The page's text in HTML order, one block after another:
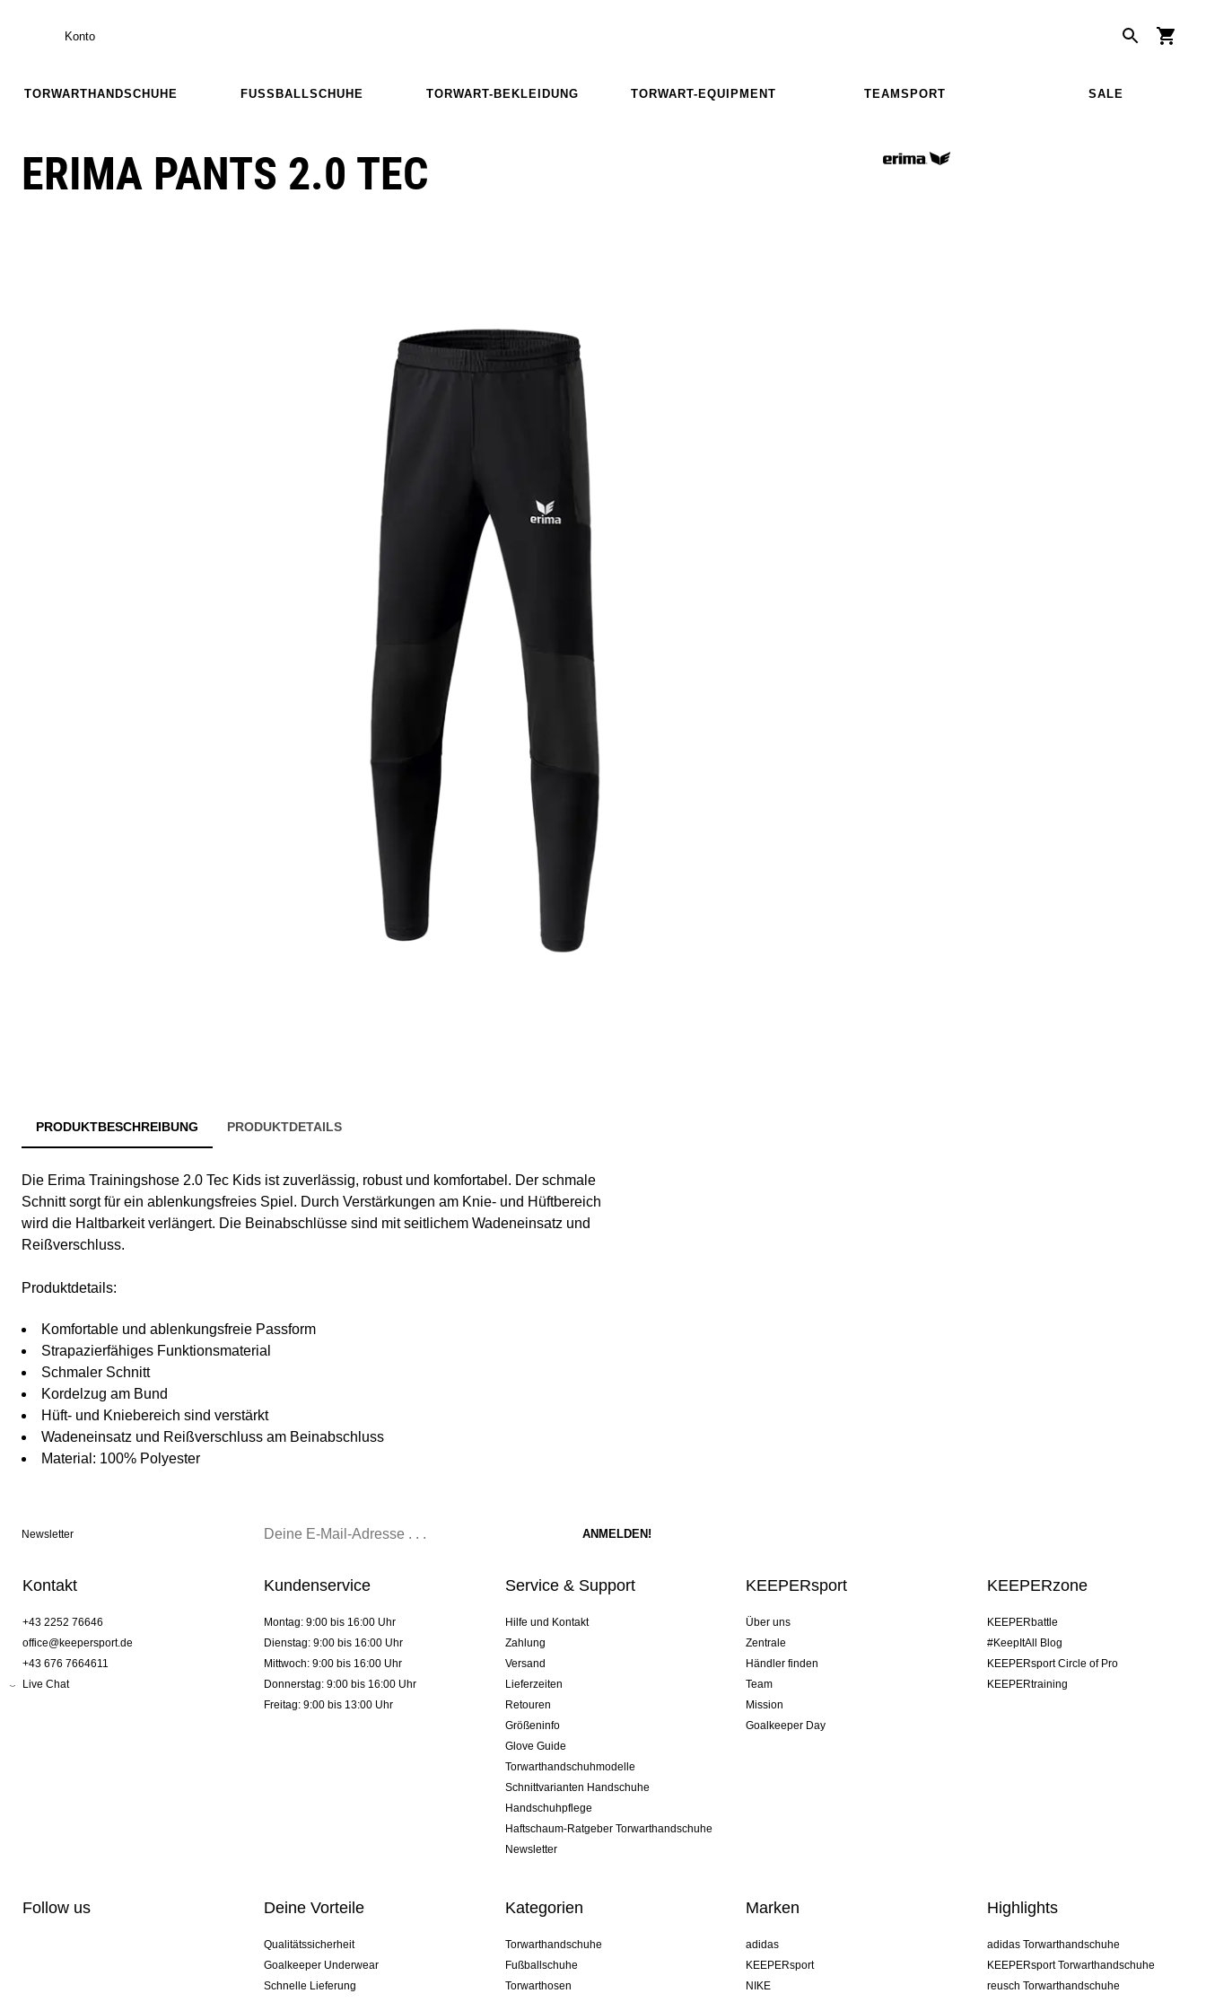
Konto
TORWARTHANDSCHUHE FUSSBALLSCHUHE TORWART-BEKLEIDUNG TORWART-EQUIPMENT TEAMSPORT SALE
ERIMA PANTS 2.0 TEC
PRODUKTBESCHREIBUNG PRODUKTDETAILS
Die Erima Trainingshose 2.0 Tec Kids ist zuverlässig, robust und komfortabel. Der schmale
Schnitt sorgt für ein ablenkungsfreies Spiel. Durch Verstärkungen am Knie- und Hüftbereich
wird die Haltbarkeit verlängert. Die Beinabschlüsse sind mit seitlichem Wadeneinsatz und
Reißverschluss.
Produktdetails:
Komfortable und ablenkungsfreie Passform
Strapazierfähiges Funktionsmaterial
Schmaler Schnitt
Kordelzug am Bund
Hüft- und Kniebereich sind verstärkt
Wadeneinsatz und Reißverschluss am Beinabschluss
Material: 100% Polyester
Newsletter
Kontakt
+43 2252 76646
office@keepersport.de
+43 676 7664611
Live Chat
Kundenservice
Montag: 9:00 bis 16:00 Uhr
Dienstag: 9:00 bis 16:00 Uhr
Mittwoch: 9:00 bis 16:00 Uhr
Donnerstag: 9:00 bis 16:00 Uhr
Freitag: 9:00 bis 13:00 Uhr
Service & Support
Hilfe und Kontakt
Zahlung
Versand
Lieferzeiten
Retouren
Größeninfo
Glove Guide
Torwarthandschuhmodelle
Schnittvarianten Handschuhe
Handschuhpflege
Haftschaum-Ratgeber Torwarthandschuhe
Newsletter
KEEPERsport
Über uns
Zentrale
Händler finden
Team
Mission
Goalkeeper Day
KEEPERzone
KEEPERbattle
#KeepItAll Blog
KEEPERsport Circle of Pro
KEEPERtraining
Follow us Deine Vorteile
Qualitätssicherheit
Goalkeeper Underwear
Schnelle Lieferung
Kategorien
Torwarthandschuhe
Fußballschuhe
Torwarthosen
Marken
adidas
KEEPERsport
NIKE
Highlights
adidas Torwarthandschuhe
KEEPERsport Torwarthandschuhe
reusch Torwarthandschuhe